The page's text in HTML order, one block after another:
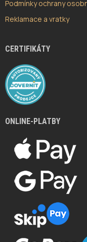
Podmínky ochrany
Reklamace a vratky
CERTIFIKÁTY
ONLINE-PLATBY